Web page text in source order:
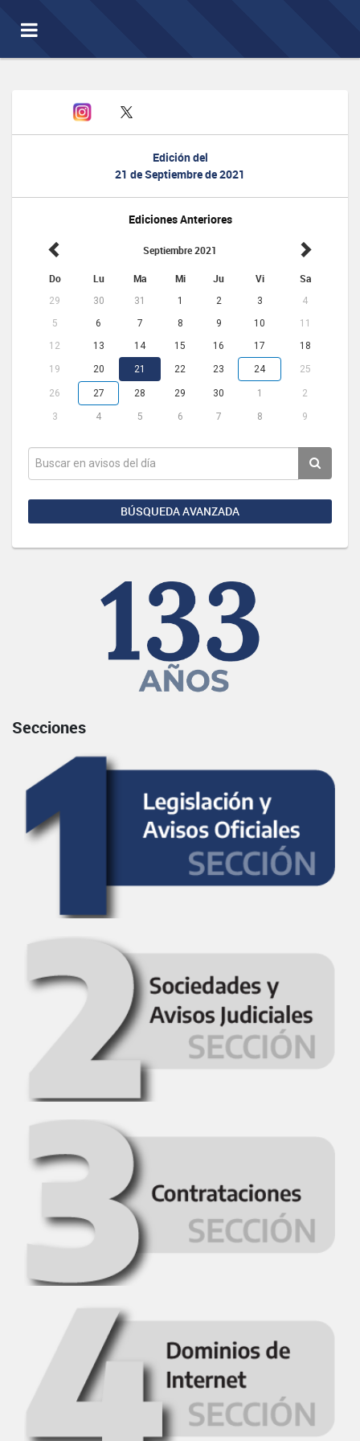
Toggle
navigation
Edición del
21 de Septiembre de 2021
Ediciones Anteriores
Septiembre 2021
Do Lu Ma Mi Ju Vi Sa
29 30 31 1 2 3
4
5
6 7 8 9 10
11
12
13 14 15 16 17 18
19 20 21 22 23 24 25
26 27 28 29 30 1 2
3 4 5 6 7 8 9
BÚSQUEDA AVANZADA
Secciones